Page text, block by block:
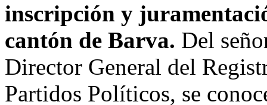
inscripción y
cantón de Barva. Del
Director General del
Partidos Políticos, se